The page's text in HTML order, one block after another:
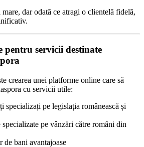
dar odată ce atragi o clientelă fidelă,
pentru servicii destinate
crearea unei platforme online care să
cu servicii utile:
specializați pe legislația românească și
pe vânzări către români din
de bani avantajoase